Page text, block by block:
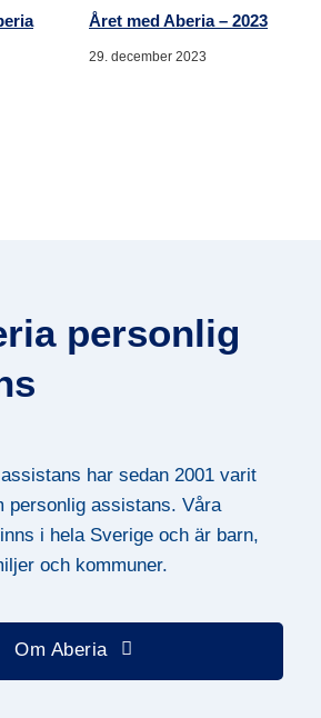
Året med Aberia – 2023
29. december 2023
personlig
har sedan 2001 varit
personlig assistans. Våra
i hela Sverige och är barn,
och kommuner.
Om Aberia